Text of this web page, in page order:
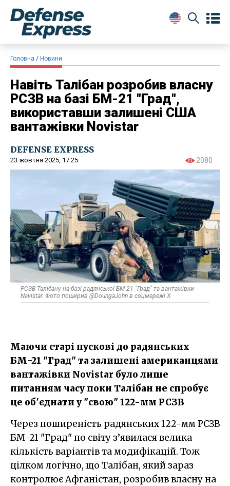
Головна Новини
Навіть Талібан розробив власну
РСЗВ на базі БМ-21 "Град",
використавши залишені США
вантажівки Novistar
DEFENSE EXPRESS
23 жовтня 2025, 17:25 2080
РСЗВ Талібану на базі радянської БМ-21 "Град" та вантажівки
Navistar. Фото поширив @DoungaJohn в соцмережі X
Маючи старі пускові до радянських
БМ-21 "Град" та залишені американцями
вантажівки Novistar було лише
питанням часу поки Талібан не спробує
це об'єднати у "свою" 122-мм РСЗВ
Через поширеність радянських 122-мм РСЗВ
БМ-21 "Град" по світу з’явилася велика
кількість варіантів та модифікацій. Тож
цілком логічно, що Талібан, який зараз
контролює Афганістан, розробив власну на